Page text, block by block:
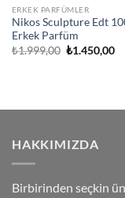
ERKEK PARFÜMLER
Nikos Sculpture Edt
Erkek Parfüm
₺1.999,00 Orijinal
₺1.450,00Şu
HAKKIMIZDA
Birbirinden seçkin